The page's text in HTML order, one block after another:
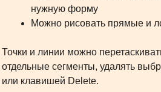
нужную форму
Можно рисовать прямые и
Точки и линии можно
отдельные сегменты, удалять
или клавишей Delete.